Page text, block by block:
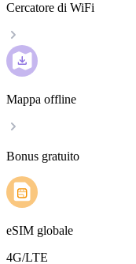
Cercatore di WiFi
Mappa offline
Bonus gratuito
eSIM globale
4G/LTE